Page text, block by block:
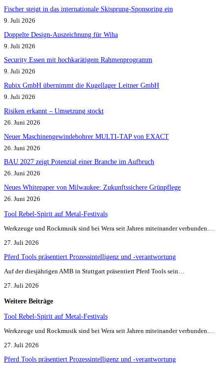
Fischer steigt in das internationale Skisprung-Sponsoring ein
9. Juli 2026
Doppelte Design-Auszeichnung für Wiha
9. Juli 2026
Security Essen mit hochkarätigem Rahmenprogramm
9. Juli 2026
Rubix GmbH übernimmt die Kugellager Leitner GmbH
9. Juli 2026
Risiken erkannt – Umsetzung stockt
26. Juni 2026
Neuer Maschinengewindebohrer MULTI-TAP von EXACT
26. Juni 2026
BAU 2027 zeigt Potenzial einer Branche im Aufbruch​
26. Juni 2026
Neues Whitepaper von Milwaukee: Zukunftssichere Grünpflege
26. Juni 2026
Tool Rebel-Spirit auf Metal-Festivals
Werkzeuge und Rockmusik sind bei Wera seit Jahren miteinander verbunden.…
27. Juli 2026
Pferd Tools präsentiert Prozessintelligenz und -verantwortung
Auf der diesjährigen AMB in Stuttgart präsentiert Pferd Tools sein…
27. Juli 2026
Weitere Beiträge
Tool Rebel-Spirit auf Metal-Festivals
Werkzeuge und Rockmusik sind bei Wera seit Jahren miteinander verbunden.…
27. Juli 2026
Pferd Tools präsentiert Prozessintelligenz und -verantwortung